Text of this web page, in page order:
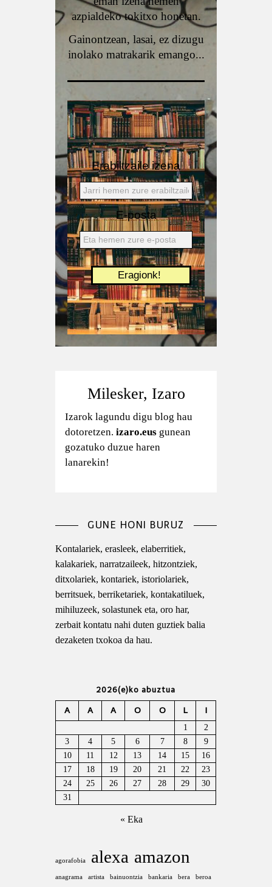
azpialdeko tokitxo honetan.
Gainontzean, lasai, ez dizugu
inolako matrakarik emango...
Erabiltzaile izena
E-posta
Milesker, Izaro
Izarok lagundu digu blog hau
dotoretzen.izaro.eus gunean
gozatuko duzue haren
lanarekin!
GUNE HONI BURUZ
Kontalariek, erasleek, elaberritiek,
kalakariek, narratzaileek, hitzontziek,
ditxolariek, kontariek, istoriolariek,
berritsuek, berriketariek, kontakatiluek,
mihiluzeek, solastunek eta, oro har,
zerbait kontatu nahi duten guztiek balia
dezaketen txokoa da hau.
2026(e)ko abuztua
A A A O O L I
1
2
3
4 5 6 7 8
9
10
11 12 13 14 15
16
17
18 19 20 21 22
23
24
25 26 27 28 29
30
31
« Eka
agorafobia alexa amazon
anagrama artista bainuontzia bankaria bera beroa